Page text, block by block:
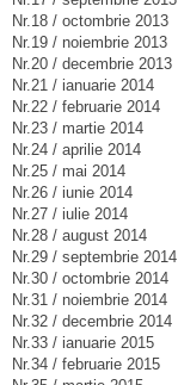
Nr.18 / octombrie 2013
Nr.19 / noiembrie 2013
Nr.20 / decembrie 2013
Nr.21 / ianuarie 2014
Nr.22 / februarie 2014
Nr.23 / martie 2014
Nr.24 / aprilie 2014
Nr.25 / mai 2014
Nr.26 / iunie 2014
Nr.27 / iulie 2014
Nr.28 / august 2014
Nr.29 / septembrie 2014
Nr.30 / octombrie 2014
Nr.31 / noiembrie 2014
Nr.32 / decembrie 2014
Nr.33 / ianuarie 2015
Nr.34 / februarie 2015